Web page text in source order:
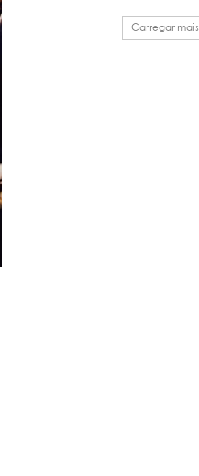
Carregar mais